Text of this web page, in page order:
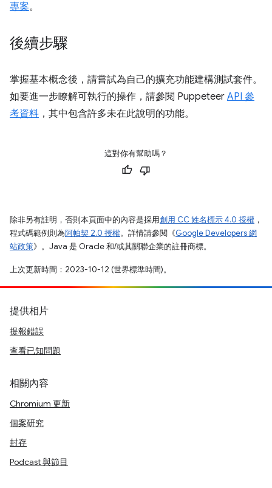
專案。
後續步驟
掌握基本概念後，請嘗試為自己的擴充功能建構測試套件。
如要進一步瞭解可執行的操作，請參閱 Puppeteer API 參
考資料 ，其中包含許多未在此說明的功能。
這對你有幫助嗎？
除非另有註明，否則本頁面中的內容是採用創用 CC 姓名標示 4.0 授權 ，
程式碼範例則為阿帕契 2.0 授權。詳情請參閱《Google Developers 網
站政策》。Java 是 Oracle 和/或其關聯企業的註冊商標。
上次更新時間：2023-10-12 (世界標準時間)。
提供相片
提報錯誤
查看已知問題
相關內容
Chromium 更新
個案研究
封存
Podcast 與節目